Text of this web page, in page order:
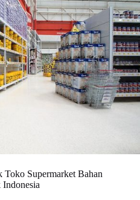
Supermarket Bahan